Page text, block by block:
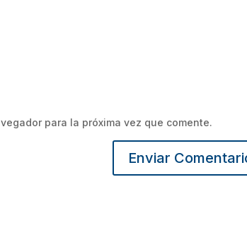
para la próxima vez que comente.